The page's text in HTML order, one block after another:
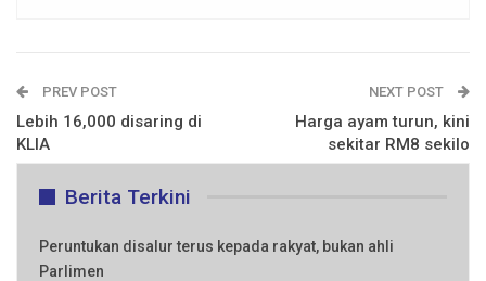
PREV POST
Lebih 16,000 disaring di
KLIA
NEXT POST
Harga ayam turun, kini
sekitar RM8 sekilo
Berita Terkini
Peruntukan disalur terus kepada rakyat, bukan ahli
Parlimen